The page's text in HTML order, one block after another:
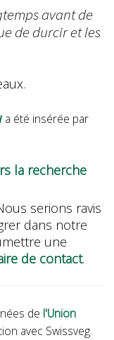
avant de
de durcir et les
a été insérée par
la recherche
serions ravis
dans notre
une
de contact.
de l'Union
avec Swissveg.